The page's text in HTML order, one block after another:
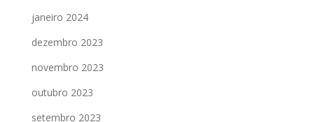
janeiro 2024
dezembro 2023
novembro 2023
outubro 2023
setembro 2023